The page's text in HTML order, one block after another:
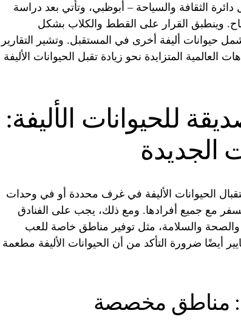
الثقافة والسياحة – أبوظبي، وتأتي بعد دراسة
وينطبق القرار على القطط والكلاب بشكل
حيوانات أليفة أخرى في المستقبل. وتشير التقارير
العالمية المتزايدة نحو زيادة تقبل الحيوانات الأليفة
للحيوانات الأليفة:
الجديدة
الحيوانات الأليفة في غرف محددة أو في وحدات
مع جميع أفرادها. ومع ذلك، يجب على الفنادق
والصحة والسلامة، مثل توفير مناطق خاصة للعب
أيضًا ضرورة التأكد من أن الحيوانات الأليفة مطعمة
مناطق مخصصة